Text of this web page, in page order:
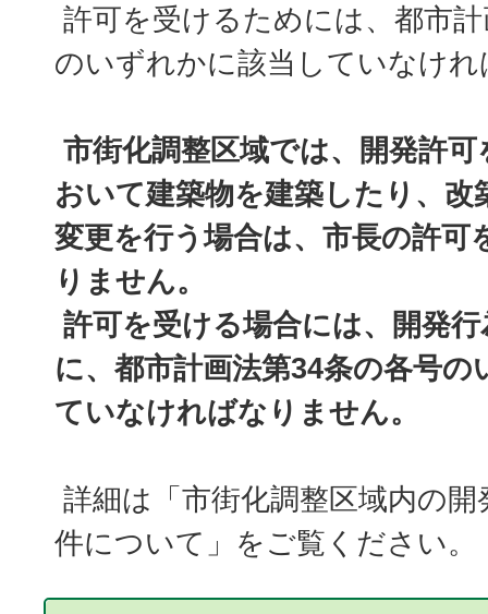
許可を受けるためには、都市
のいずれかに該当していなけ
市街化調整区域では、開発許
おいて建築物を建築したり、改
変更を行う場合は、市長の許可
りません。
許可を受ける場合には、開発
に、都市計画法第34条の各号
ていなければなりません。
詳細は「市街化調整区域内の
件について」をご覧ください。